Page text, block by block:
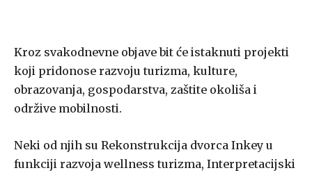
Kroz svakodnevne objave bit će istaknuti projekti
koji pridonose razvoju turizma, kulture,
obrazovanja, gospodarstva, zaštite okoliša i
održive mobilnosti.
Neki od njih su Rekonstrukcija dvorca Inkey u
funkciji razvoja wellness turizma, Interpretacijski